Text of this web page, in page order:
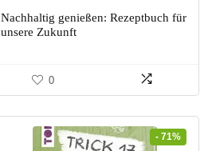
Nachhaltig genießen: Rezeptbuch für
unsere Zukunft
0
- 71%